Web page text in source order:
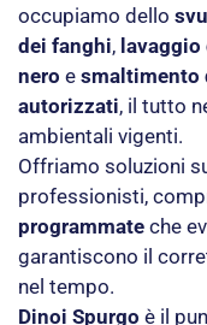
occupiamo dello
dei fanghi, lavaggio
nero e smaltimento
autorizzati, il tutto
ambientali vigenti.
Offriamo soluzioni
professionisti,
programmate che
garantiscono il
nel tempo.
Dinoi Spurgo è il